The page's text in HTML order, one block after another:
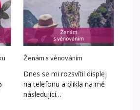
Ženám s věnováním
Dnes se mi rozsvítil displej
na telefonu a blikla na mě
následující…